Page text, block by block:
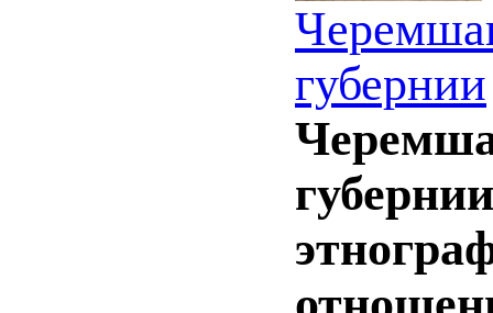
губернии